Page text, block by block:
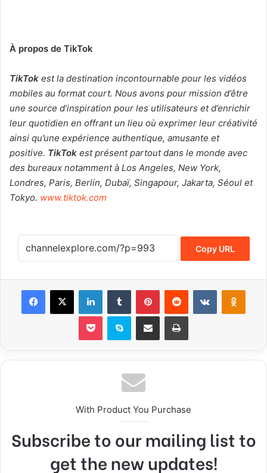
À propos de TikTok
TikTok est la destination incontournable pour les vidéos
mobiles au format court. Nous avons pour mission d’être
une source d’inspiration pour les utilisateurs et d’enrichir
leur quotidien en offrant un lieu où exprimer leur créativité
ainsi qu’une expérience authentique, amusante et
positive. TikTok est présent partout dans le monde avec
des bureaux notamment à Los Angeles, New York,
Londres, Paris, Berlin, Dubaï, Singapour, Jakarta, Séoul et
Tokyo. www.tiktok.com
Copy URL
With Product You Purchase
Subscribe to our mailing list to
get the new updates!